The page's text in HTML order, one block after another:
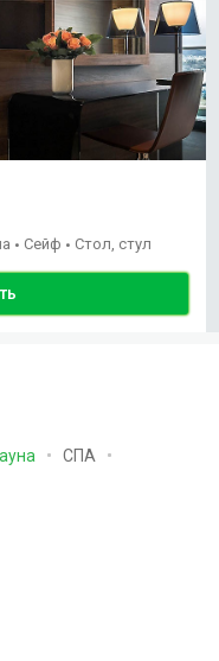
• Сейф • Стол, стул
СПА